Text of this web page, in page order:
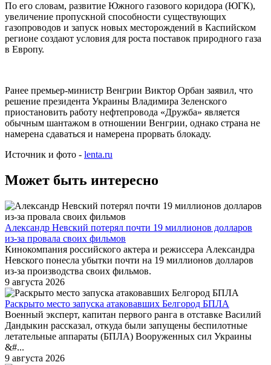
По его словам, развитие Южного газового коридора (ЮГК),
увеличение пропускной способности существующих
газопроводов и запуск новых месторождений в Каспийском
регионе создают условия для роста поставок природного газа
в Европу.
Ранее премьер-министр Венгрии Виктор Орбан заявил, что
решение президента Украины Владимира Зеленского
приостановить работу нефтепровода «Дружба» является
обычным шантажом в отношении Венгрии, однако страна не
намерена сдаваться и намерена прорвать блокаду.
Источник и фото - lenta.ru
Может быть интересно
Александр Невский потерял почти 19 миллионов долларов
из-за провала своих фильмов
Кинокомпания российского актера и режиссера Александра
Невского понесла убытки почти на 19 миллионов долларов
из-за производства своих фильмов.
9 августа 2026
Раскрыто место запуска атаковавших Белгород БПЛА
Военный эксперт, капитан первого ранга в отставке Василий
Дандыкин рассказал, откуда были запущены беспилотные
летательные аппараты (БПЛА) Вооруженных сил Украины
&#...
9 августа 2026